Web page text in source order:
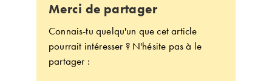
Merci de partager
Connais-tu quelqu'un que cet article
pourrait intéresser ? N'hésite pas à le
partager :